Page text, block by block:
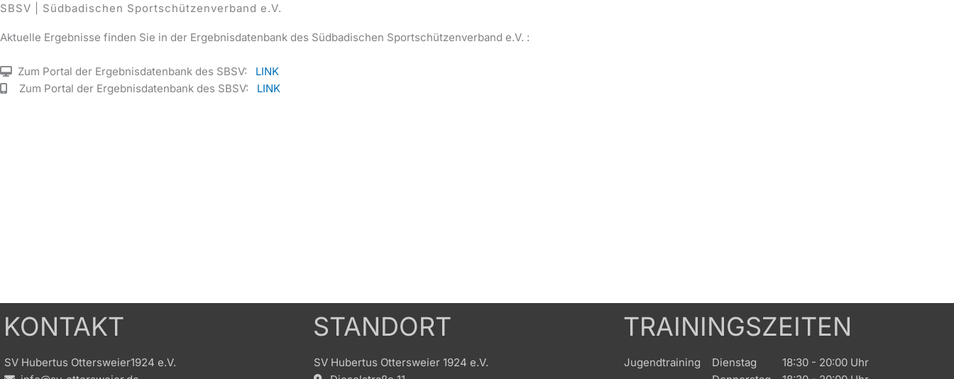
SBSV | Südbadischen Sportschützenverband e.V.
Aktuelle Ergebnisse finden Sie in der Ergebnisdatenbank des Südbadischen Sportschützenverband e.V. :
Zum Portal der Ergebnisdatenbank des SBSV: LINK
Zum Portal der Ergebnisdatenbank des SBSV: LINK
KONTAKT
SV Hubertus Ottersweier1924 e.V.
STANDORT
SV Hubertus Ottersweier 1924 e.V.
TRAININGSZEITEN
Jugendtraining
Dienstag
18:30 - 20:00 Uhr